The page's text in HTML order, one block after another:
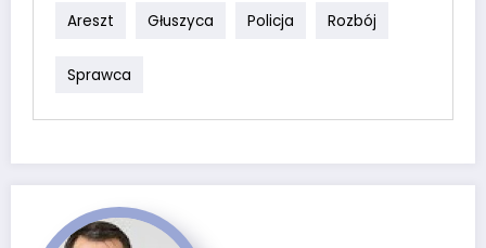
Areszt Głuszyca Policja Rozbój
Sprawca